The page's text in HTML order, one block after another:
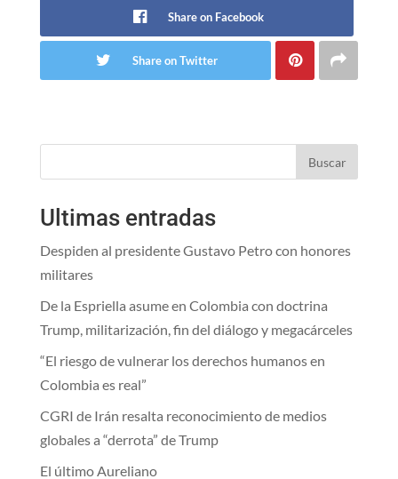
Share on Facebook
Share on Twitter
Buscar
Ultimas entradas
Despiden al presidente Gustavo Petro con honores
militares
De la Espriella asume en Colombia con doctrina
Trump, militarización, fin del diálogo y megacárceles
“El riesgo de vulnerar los derechos humanos en
Colombia es real”
CGRI de Irán resalta reconocimiento de medios
globales a “derrota” de Trump
El último Aureliano